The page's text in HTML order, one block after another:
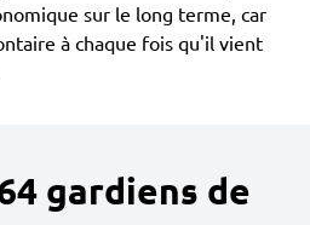
sur le long terme, car
à chaque fois qu'il vient
gardiens de